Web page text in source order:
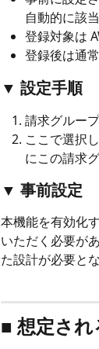
自動的に該
登録対象は
登録後は通
▼ 設定手順
請求グルー
ここで選択
にこの請求
▼ 事前設定
本機能を有効化
いただく必要が
た設計が必要と
■ 想定さ